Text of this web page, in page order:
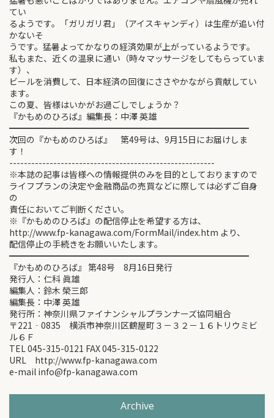
てい
るようです。「ガリガリ君」（アイスキャンディ）は生産が追い付
かないそ
うです。猛暑よってかなりの経済効果が上がっているようです。
私もまた、近くの温泉に通い（時々マッサージをしてもらっていま
す）、
ビールを消費して、日本経済の回復にささやかながら貢献してい
ます。
この夏、皆様はいかがお過ごしでしょうか？
『かもめのひろば』編集長：中澤 英雄
━━━━━━━━━━━━━━━━━━━━━━━━━━━━
次回の『かもめのひろば』 第49号は、9月15日にお届けしま
す！
--------------------------------------------------------
※本誌の記事は皆様への情報提供のみを目的としておりますので
ライフプランの決定や金融商品の売買などに際しては必ずご自身
の
責任においてご判断ください。
※『かもめのひろば』の配信停止を希望する方は、
http://www.fp-kanagawa.com/FormMail/index.htm より、
配信停止の手続きをお願いいたします。
━━━━━━━━━━━━━━━━━━━━━━━━━━━━
『かもめのひろば』 第48号 8月16日発行
発行人：仁科 眞雄
編集人：鈴木 榮三郎
編集長：中澤 英雄
発行所：神奈川県ファイナンシャルプランナーズ協同組合
〒221‐0835 横浜市神奈川区鶴屋町３－３２－１６トリウミビ
ル６Ｆ
TEL 045-315-0121 FAX 045-315-0122
URL http://www.fp-kanagawa.com
e-mail info@fp-kanagawa.com
Archive